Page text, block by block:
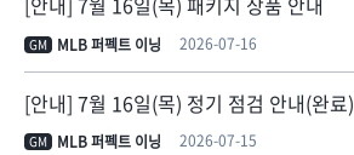
GM MLB 퍼펙트 이닝 2026-07-16
[안내] 7월 16일(목) 정기 점검 안내(완료)
GM MLB 퍼펙트 이닝 2026-07-15